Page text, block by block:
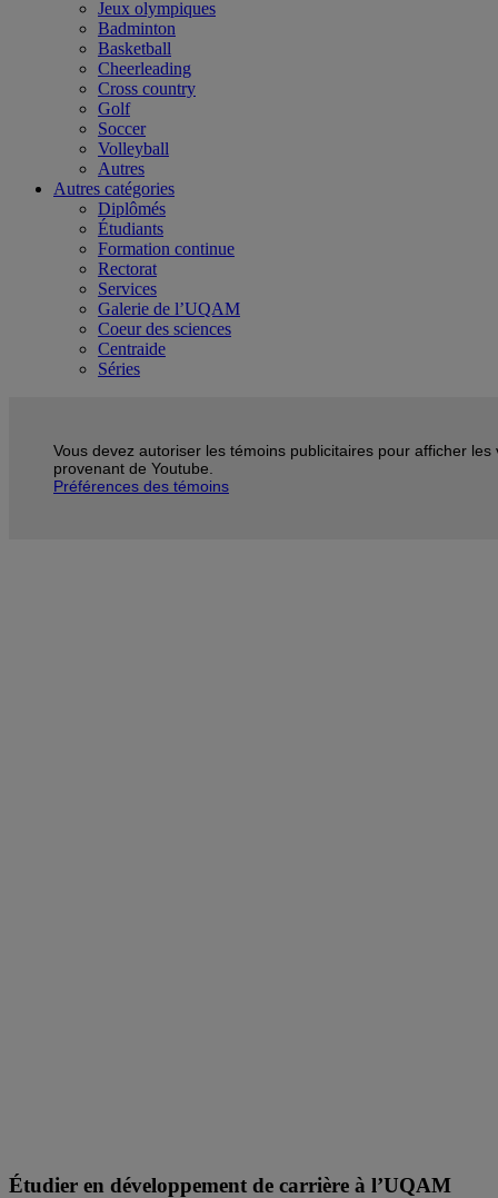
Jeux olympiques
Badminton
Basketball
Cheerleading
Cross country
Golf
Soccer
Volleyball
Autres
Autres catégories
Diplômés
Étudiants
Formation continue
Rectorat
Services
Galerie de l’UQAM
Coeur des sciences
Centraide
Séries
Vous devez autoriser les témoins publicitaires pour afficher les
provenant de Youtube.
Préférences des témoins
Étudier en développement de carrière à l’UQAM